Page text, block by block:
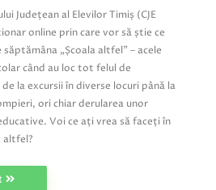
Județean al Elevilor Timiș (CJE
online prin care vor să știe ce
„Școala altfel” – acele
când au loc tot felul de
la excursii în diverse locuri până la
ori chiar derularea unor
Voi ce ați vrea să faceți în
altfel?